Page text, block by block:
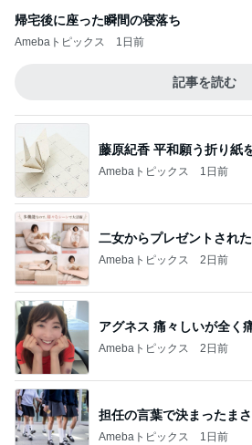
帰宅後に座った瞬間の寝落ち
Amebaトピックス 1日前
記事を読む
藤原紀香 平和願う折り紙
Amebaトピックス 1日前
二女からプレゼントされ
Amebaトピックス 2日前
アグネス 痛々しいが全く
Amebaトピックス 2日前
担任の言葉で決まったま
Amebaトピックス 1日前